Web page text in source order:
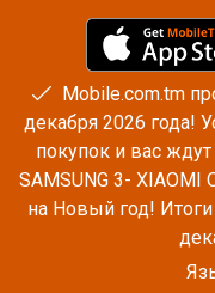
Mobile.com.tm
декабря 2026 года!
покупок и вас
SAMSUNG 3-
на Новый год!